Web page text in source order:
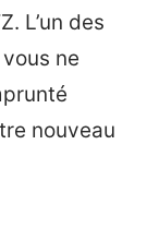
L’un des
ne
nouveau